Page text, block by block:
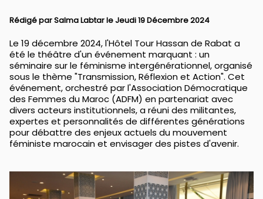
Rédigé parSalma Labtarle Jeudi 19 Décembre 2024
Le 19 décembre 2024, l'Hôtel Tour Hassan de Rabat a
été le théâtre d'un événement marquant : un
séminaire sur le féminisme intergénérationnel, organisé
sous le thème "Transmission, Réflexion et Action". Cet
événement, orchestré par l'Association Démocratique
des Femmes du Maroc (ADFM) en partenariat avec
divers acteurs institutionnels, a réuni des militantes,
expertes et personnalités de différentes générations
pour débattre des enjeux actuels du mouvement
féministe marocain et envisager des pistes d'avenir.